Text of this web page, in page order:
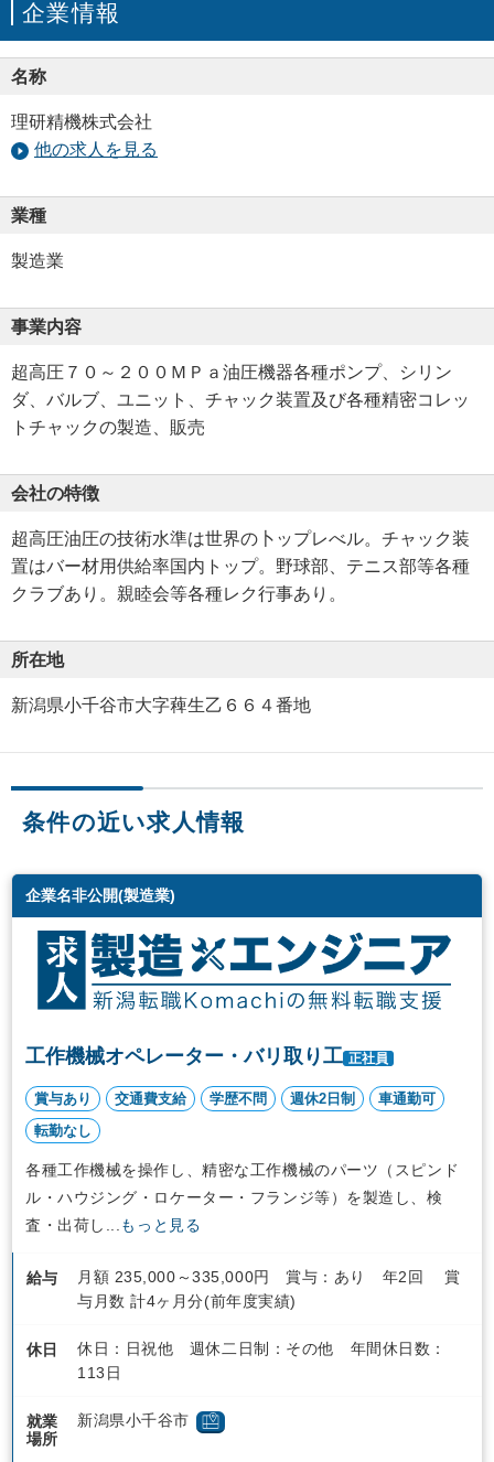
企業情報
名称
理研精機株式会社
他の求人を見る
業種
製造業
事業内容
超高圧７０～２００ＭＰａ油圧機器各種ポンプ、シリン
ダ、バルブ、ユニット、チャック装置及び各種精密コレッ
トチャックの製造、販売
会社の特徴
超高圧油圧の技術水準は世界の卜ップレべル。チャック装
置はバー材用供給率国内トップ。野球部、テニス部等各種
クラブあり。親睦会等各種レク行事あり。
所在地
新潟県小千谷市大字薭生乙６６４番地
条件の近い求人情報
企業名非公開(製造業)
工作機械オペレーター・バリ取り工 正社員
賞与あり 交通費支給 学歴不問 週休2日制
車通勤可
転勤なし
各種工作機械を操作し、精密な工作機械のパーツ（スピンド
ル・ハウジング・ロケーター・フランジ等）を製造し、検
査・出荷し...もっと見る
給与
月額 235,000～335,000円 賞与：あり 年2回 賞
与月数 計4ヶ月分(前年度実績)
休日
休日：日祝他 週休二日制：その他 年間休日数：
113日
就業
場所
新潟県小千谷市